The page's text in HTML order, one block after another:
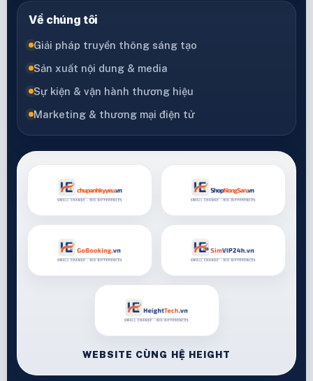
Về chúng tôi
Giải pháp truyền thông sáng tạo
Sản xuất nội dung & media
Sự kiện & vận hành thương hiệu
Marketing & thương mại điện tử
WEBSITE CÙNG HỆ HEIGHT